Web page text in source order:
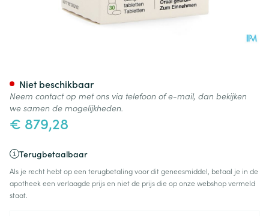
€ 879,28
Terugbetaalbaar
Als je recht hebt op een terugbetaling voor dit geneesmiddel, betaal je in de
apotheek een verlaagde prijs en niet de prijs die op onze webshop vermeld
staat.
Niet beschikbaar
Neem contact op met ons via telefoon of e-mail, dan bekijken
we samen de mogelijkheden.